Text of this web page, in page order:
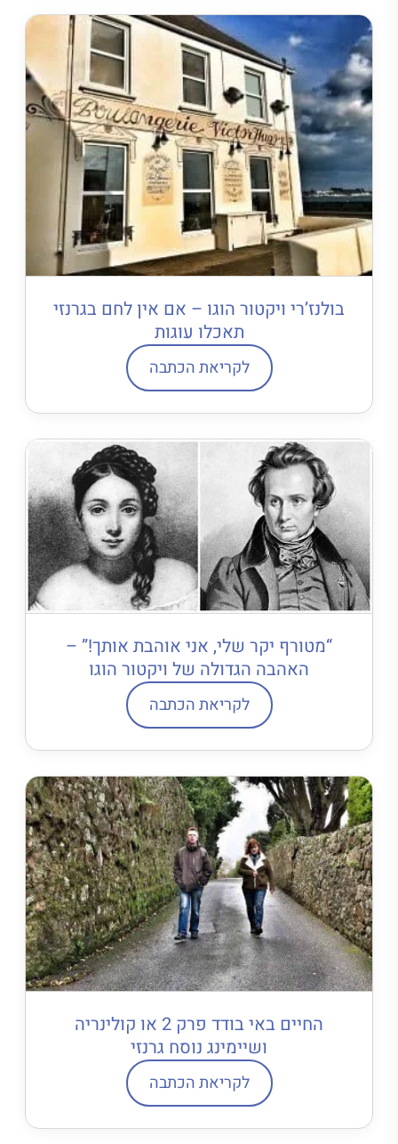
בולנז’רי ויקטור הוגו – אם אין לחם בגרנזי
תאכלו עוגות
לקריאת הכתבה
“מטורף יקר שלי, אני אוהבת אותך!” –
האהבה הגדולה של ויקטור הוגו
לקריאת הכתבה
החיים באי בודד פרק 2 או קולינריה
ושיימינג נוסח גרנזי
לקריאת הכתבה